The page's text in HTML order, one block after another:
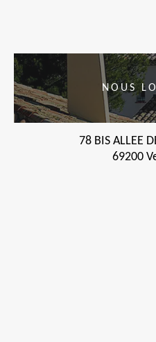
NOUS
78 BIS ALLEE
69200